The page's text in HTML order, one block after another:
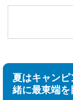
夏はキャン
緒に最東端を